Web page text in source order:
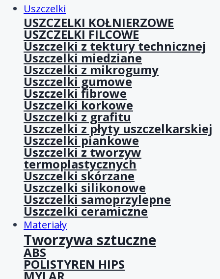
Uszczelki
USZCZELKI KOŁNIERZOWE
USZCZELKI FILCOWE
Uszczelki z tektury technicznej
Uszczelki miedziane
Uszczelki z mikrogumy
Uszczelki gumowe
Uszczelki fibrowe
Uszczelki korkowe
Uszczelki z grafitu
Uszczelki z płyty uszczelkarskiej
Uszczelki piankowe
Uszczelki z tworzyw
termoplastycznych
Uszczelki skórzane
Uszczelki silikonowe
Uszczelki samoprzylepne
Uszczelki ceramiczne
Materiały
Tworzywa sztuczne
ABS
POLISTYREN HIPS